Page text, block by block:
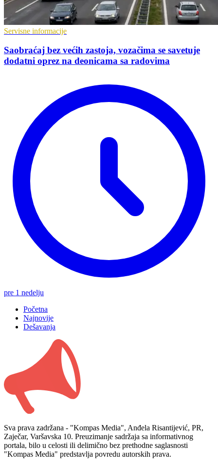
Servisne informacije
Saobraćaj bez većih zastoja, vozačima se savetuje
dodatni oprez na deonicama sa radovima
pre 1 nedelju
Početna
Najnovije
Dešavanja
Sva prava zadržana - "Kompas Media", Anđela Risantijević, PR,
Zaječar, Varšavska 10. Preuzimanje sadržaja sa informativnog
portala, bilo u celosti ili delimično bez prethodne saglasnosti
"Kompas Media" predstavlja povredu autorskih prava.